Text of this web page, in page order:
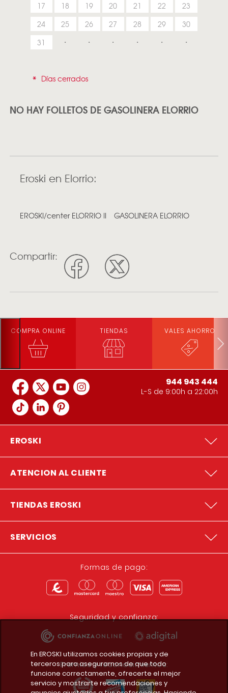
17
18 19 20 21 22
23
24
25 26 27 28 29
30
31
* Días cerrados
NO HAY FOLLETOS DE GASOLINERA ELORRIO
Eroski en Elorrio:
EROSKI/center ELORRIO II GASOLINERA ELORRIO
Compartir:
COMPRA ONLINE TIENDAS VALES AHORRO
944 943 444
L-S de 9:00h a 22:00h
EROSKI
ATENCION AL CLIENTE
TIENDAS EROSKI
SERVICIOS
Formas de pago:
Seguridad y confianza:
Premios y reconocimientos:
En EROSKI utilizamos cookies propias y de
terceros para asegurarnos de que todo
funcione correctamente, ofrecerte el mejor
servicio y mostrarte recomendaciones y